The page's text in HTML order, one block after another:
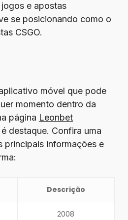
e apostas
se posicionando como o
CSGO.
móvel que pode
momento dentro da
página Leonbet
destaque. Confira uma
principais informações e
Descrição
2008